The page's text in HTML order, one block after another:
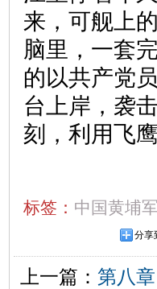
来，可舰上
脑里，一套
的以共产党
台上岸，袭
刻，利用飞
标签： 中国黄埔
分享
上一篇： 第八